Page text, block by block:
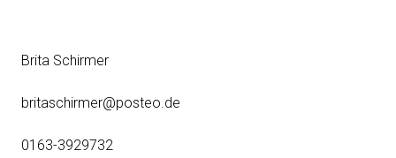
Brita Schirmer
britaschirmer@posteo.de
0163-3929732